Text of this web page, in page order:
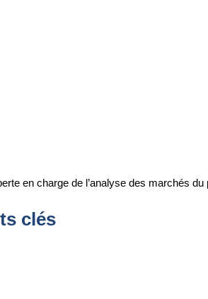
en charge de l’analyse des marchés
clés